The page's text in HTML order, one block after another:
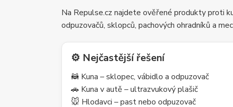
Na Repulse.cz najdete ověřené produkty proti
odpuzovačů, sklopců, pachových ohradníků a
⚙️ Nejčastější řešení
🦝 Kuna – sklopec, vábidlo a odpuzovač
🚗 Kuna v autě – ultrazvukový plašič
🐭 Hlodavci – past nebo odpuzovač